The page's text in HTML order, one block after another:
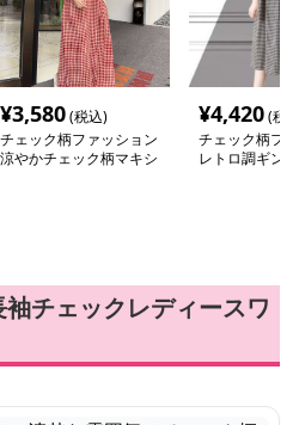
¥3,580(税込)
チェック柄ファッション
涼やかチェック柄マキシ
¥4,420(税
チェック柄フ
レトロ調ギン
チェックレディースワ